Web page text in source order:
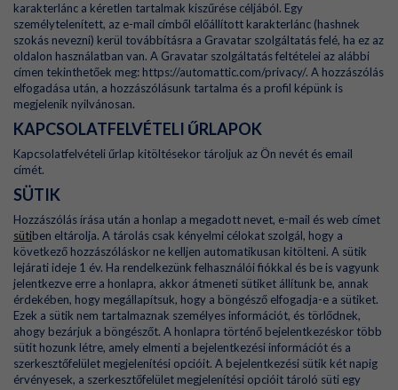
karakterlánc a kéretlen tartalmak kiszűrése céljából. Egy
személytelenített, az e-mail címből előállított karakterlánc (hashnek
szokás nevezni) kerül továbbításra a Gravatar szolgáltatás felé, ha ez az
oldalon használatban van. A Gravatar szolgáltatás feltételei az alábbi
címen tekinthetőek meg: https://automattic.com/privacy/. A hozzászólás
elfogadása után, a hozzászólásunk tartalma és a profil képünk is
megjelenik nyilvánosan.
KAPCSOLATFELVÉTELI ŰRLAPOK
Kapcsolatfelvételi űrlap kitöltésekor tároljuk az Ön nevét és email
címét.
SÜTIK
Hozzászólás írása után a honlap a megadott nevet, e-mail és web címet
sütiben eltárolja. A tárolás csak kényelmi célokat szolgál, hogy a
következő hozzászóláskor ne kelljen automatikusan kitölteni. A sütik
lejárati ideje 1 év. Ha rendelkezünk felhasználói fiókkal és be is vagyunk
jelentkezve erre a honlapra, akkor átmeneti sütiket állítunk be, annak
érdekében, hogy megállapítsuk, hogy a böngésző elfogadja-e a sütiket.
Ezek a sütik nem tartalmaznak személyes információt, és törlődnek,
ahogy bezárjuk a böngészőt. A honlapra történő bejelentkezéskor több
sütit hozunk létre, amely elmenti a bejelentkezési információt és a
szerkesztőfelület megjelenítési opcióit. A bejelentkezési sütik két napig
érvényesek, a szerkesztőfelület megjelenítési opcióit tároló süti egy